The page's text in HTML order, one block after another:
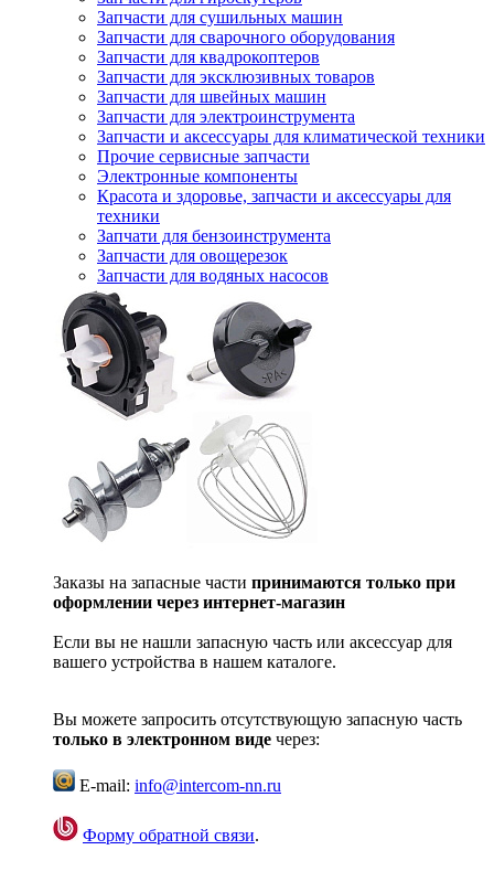
Запчасти для сушильных машин
Запчасти для сварочного оборудования
Запчасти для квадрокоптеров
Запчасти для эксклюзивных товаров
Запчасти для швейных машин
Запчасти для электроинструмента
Запчасти и аксессуары для климатической техники
Прочие сервисные запчасти
Электронные компоненты
Красота и здоровье, запчасти и аксессуары для
техники
Запчати для бензоинструмента
Запчасти для овощерезок
Запчасти для водяных насосов
Заказы на запасные части принимаются только при
оформлении через интернет-магазин
Если вы не нашли запасную часть или аксессуар для
вашего устройства в нашем каталоге.
Вы можете запросить отсутствующую запасную часть
только в электронном виде через:
E-mail: info@intercom-nn.ru
Форму обратной связи.